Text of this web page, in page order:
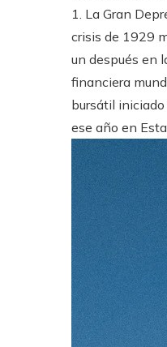
1. La Gran
crisis de 1929
un después en
financiera
bursátil
ese año en